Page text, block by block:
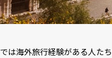
では海外旅行経験がある人た